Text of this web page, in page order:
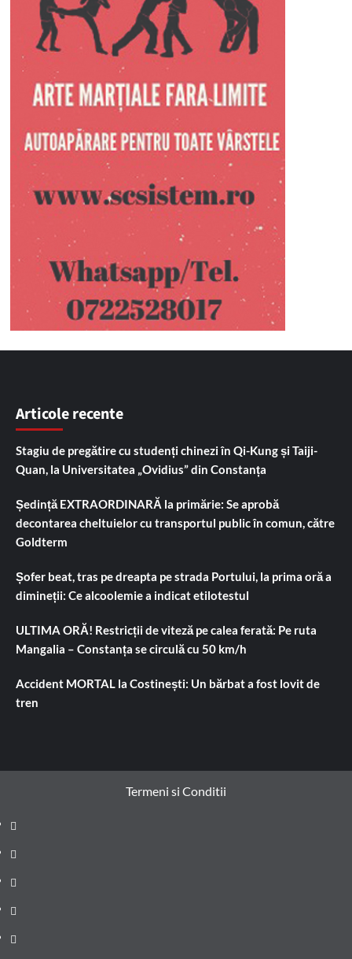
Articole recente
Stagiu de pregătire cu studenți chinezi în Qi-Kung și Taiji-
Quan, la Universitatea „Ovidius” din Constanța
Ședință EXTRAORDINARĂ la primărie: Se aprobă
decontarea cheltuielor cu transportul public în comun, către
Goldterm
Șofer beat, tras pe dreapta pe strada Portului, la prima oră a
dimineții: Ce alcoolemie a indicat etilotestul
ULTIMA ORĂ! Restricții de viteză pe calea ferată: Pe ruta
Mangalia – Constanța se circulă cu 50 km/h
Accident MORTAL la Costinești: Un bărbat a fost lovit de
tren
Termeni si Conditii
Prima
pagină
Știri
de
ultima
Administrație
locală
Actualitate
Justiție